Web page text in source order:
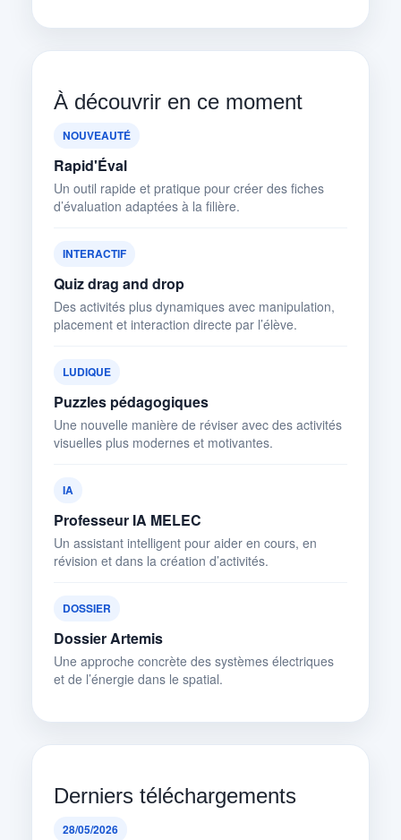
À découvrir en ce moment
NOUVEAUTÉ
Rapid'Éval
Un outil rapide et pratique pour créer des fiches
d’évaluation adaptées à la filière.
INTERACTIF
Quiz drag and drop
Des activités plus dynamiques avec manipulation,
placement et interaction directe par l’élève.
LUDIQUE
Puzzles pédagogiques
Une nouvelle manière de réviser avec des activités
visuelles plus modernes et motivantes.
IA
Professeur IA MELEC
Un assistant intelligent pour aider en cours, en
révision et dans la création d’activités.
DOSSIER
Dossier Artemis
Une approche concrète des systèmes électriques
et de l’énergie dans le spatial.
Derniers téléchargements
28/05/2026